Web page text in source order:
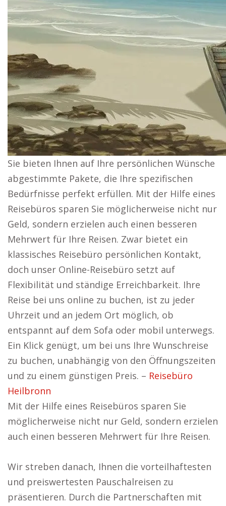
Sie bieten Ihnen auf Ihre persönlichen Wünsche
abgestimmte Pakete, die Ihre spezifischen
Bedürfnisse perfekt erfüllen. Mit der Hilfe eines
Reisebüros sparen Sie möglicherweise nicht nur
Geld, sondern erzielen auch einen besseren
Mehrwert für Ihre Reisen. Zwar bietet ein
klassisches Reisebüro persönlichen Kontakt,
doch unser Online-Reisebüro setzt auf
Flexibilität und ständige Erreichbarkeit. Ihre
Reise bei uns online zu buchen, ist zu jeder
Uhrzeit und an jedem Ort möglich, ob
entspannt auf dem Sofa oder mobil unterwegs.
Ein Klick genügt, um bei uns Ihre Wunschreise
zu buchen, unabhängig von den Öffnungszeiten
und zu einem günstigen Preis. – Reisebüro
Heilbronn
Mit der Hilfe eines Reisebüros sparen Sie
möglicherweise nicht nur Geld, sondern erzielen
auch einen besseren Mehrwert für Ihre Reisen.
Wir streben danach, Ihnen die vorteilhaftesten
und preiswertesten Pauschalreisen zu
präsentieren. Durch die Partnerschaften mit